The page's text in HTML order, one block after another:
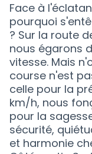
Face à
pourquoi
? Sur la route
nous égarons
vitesse. Mais
course n'est
celle pour la
km/h, nous
pour la
sécurité,
et harmonie